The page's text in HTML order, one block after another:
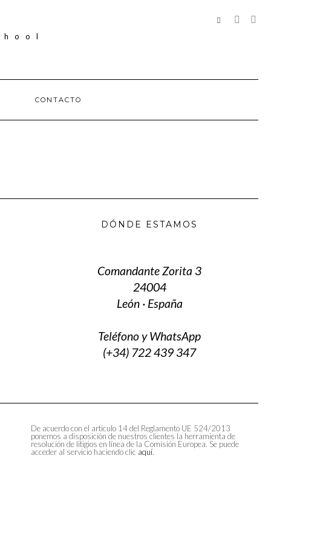
REDES
SOCIALES
CONTACTO
DÓNDE ESTAMOS
Comandante Zorita 3
24004
León · España
Teléfono y WhatsApp
(+34) 722 439 347
De acuerdo con el artículo 14 del Reglamento UE 524/2013
ponemos a disposición de nuestros clientes la herramienta de
resolución de litigios en línea de la Comisión Europea. Se puede
acceder al servicio haciendo clic aquí.